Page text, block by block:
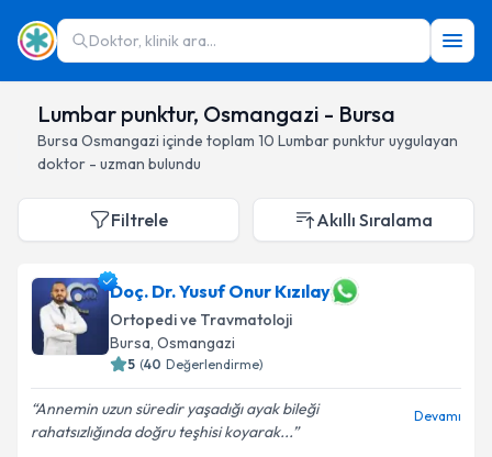
Doktor, klinik ara...
Lumbar punktur, Osmangazi - Bursa
Bursa Osmangazi içinde toplam 10 Lumbar punkturuygulayan
doktor - uzman bulundu
Filtrele Akıllı Sıralama
Doç. Dr. Yusuf Onur Kızılay
Ortopedi ve Travmatoloji
Bursa, Osmangazi
5 (40 Değerlendirme)
Annemin uzun süredir yaşadığı ayak bileği
rahatsızlığında doğru teşhisi koyarak...
Devamı